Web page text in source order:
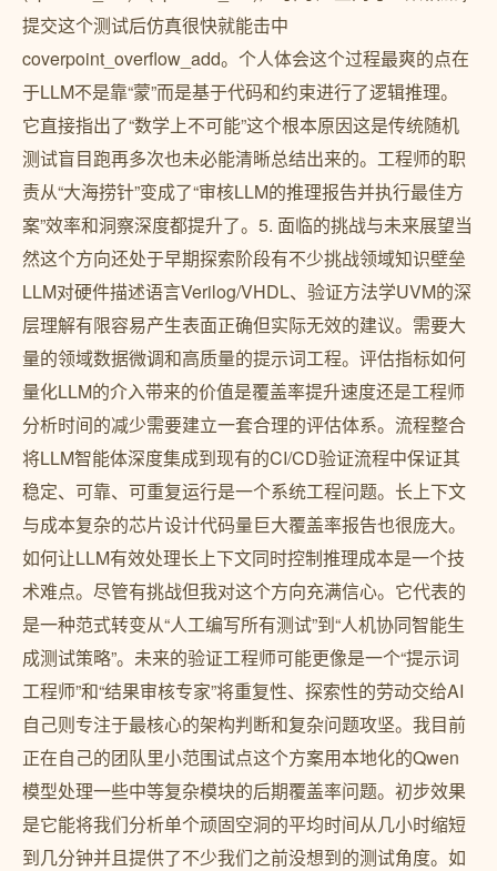
提交这个测试后仿真很快就能击中
coverpoint_overflow_add。个人体会这个过程最爽的点在
于LLM不是靠“蒙”而是基于代码和约束进行了逻辑推理。
它直接指出了“数学上不可能”这个根本原因这是传统随机
测试盲目跑再多次也未必能清晰总结出来的。工程师的职
责从“大海捞针”变成了“审核LLM的推理报告并执行最佳方
案”效率和洞察深度都提升了。5. 面临的挑战与未来展望当
然这个方向还处于早期探索阶段有不少挑战领域知识壁垒
LLM对硬件描述语言Verilog/VHDL、验证方法学UVM的深
层理解有限容易产生表面正确但实际无效的建议。需要大
量的领域数据微调和高质量的提示词工程。评估指标如何
量化LLM的介入带来的价值是覆盖率提升速度还是工程师
分析时间的减少需要建立一套合理的评估体系。流程整合
将LLM智能体深度集成到现有的CI/CD验证流程中保证其
稳定、可靠、可重复运行是一个系统工程问题。长上下文
与成本复杂的芯片设计代码量巨大覆盖率报告也很庞大。
如何让LLM有效处理长上下文同时控制推理成本是一个技
术难点。尽管有挑战但我对这个方向充满信心。它代表的
是一种范式转变从“人工编写所有测试”到“人机协同智能生
成测试策略”。未来的验证工程师可能更像是一个“提示词
工程师”和“结果审核专家”将重复性、探索性的劳动交给AI
自己则专注于最核心的架构判断和复杂问题攻坚。我目前
正在自己的团队里小范围试点这个方案用本地化的Qwen
模型处理一些中等复杂模块的后期覆盖率问题。初步效果
是它能将我们分析单个顽固空洞的平均时间从几小时缩短
到几分钟并且提供了不少我们之前没想到的测试角度。如